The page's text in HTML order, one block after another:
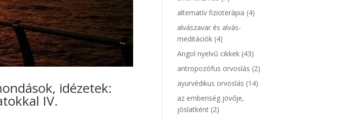
idézetek:
IV.
alternatív fizioterápia (4)
alvászavar és alvás-
meditációk (4)
Angol nyelvű cikkek (43)
antropozófus orvoslás (2)
ayurvédikus orvoslás (14)
az emberiség jövője,
jóslatként (2)